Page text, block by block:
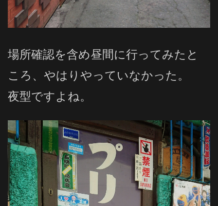
場所確認を含め昼間に行ってみたと
ころ、やはりやっていなかった。
夜型ですよね。